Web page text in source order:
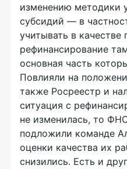
изменению методики
субсидий — в
учитывать в
рефинансирование
основная часть
Повлияли на
также Росреестр и
ситуация с
не изменилась, то
подложили команде
оценки качества их
снизились. Есть и